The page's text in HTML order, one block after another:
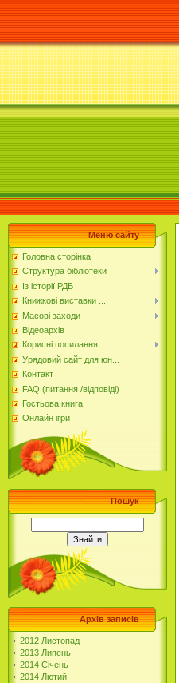
Меню сайту
Головна сторінка
Структура бібліотеки
Із історії РДБ
Книжкові виставки ...
Масові заходи
Відеоархів
Корисні посилання
Урядовий сайт для юн...
Контакт
FAQ (питання /відповіді)
Гостьова книга
Онлайн ігри
Пошук
Архів записів
2012 Листопад
2013 Липень
2014 Січень
2014 Лютий